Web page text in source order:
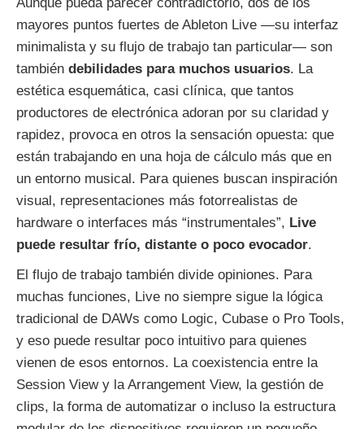
mayores puntos fuertes de Ableton Live —su interfaz
minimalista y su flujo de trabajo tan particular— son
también debilidades para muchos usuarios. La
estética esquemática, casi clínica, que tantos
productores de electrónica adoran por su claridad y
rapidez, provoca en otros la sensación opuesta: que
están trabajando en una hoja de cálculo más que en
un entorno musical. Para quienes buscan inspiración
visual, representaciones más fotorrealistas de
hardware o interfaces más “instrumentales”, Live
puede resultar frío, distante o poco evocador.
El flujo de trabajo también divide opiniones. Para
muchas funciones, Live no siempre sigue la lógica
tradicional de DAWs como Logic, Cubase o Pro Tools,
y eso puede resultar poco intuitivo para quienes
vienen de esos entornos. La coexistencia entre la
Session View y la Arrangement View, la gestión de
clips, la forma de automatizar o incluso la estructura